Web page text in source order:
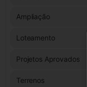
Ampliação
Loteamento
Projetos Aprovados
Terrenos